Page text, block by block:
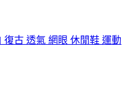
復古 透氣 網眼 休閒鞋 運動